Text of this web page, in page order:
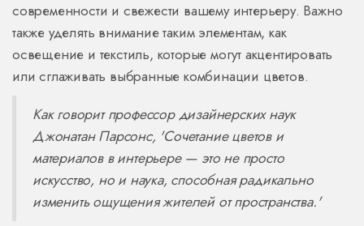
современности и свежести вашему интерьеру. Важно
также уделять внимание таким элементам, как
освещение и текстиль, которые могут акцентировать
или сглаживать выбранные комбинации цветов.
Как говорит профессор дизайнерских наук
Джонатан Парсонс, 'Сочетание цветов и
материалов в интерьере — это не просто
искусство, но и наука, способная радикально
изменить ощущения жителей от пространства.'